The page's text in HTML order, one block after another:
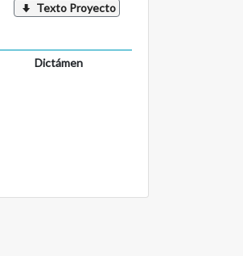
Texto Proyecto
Dictámen